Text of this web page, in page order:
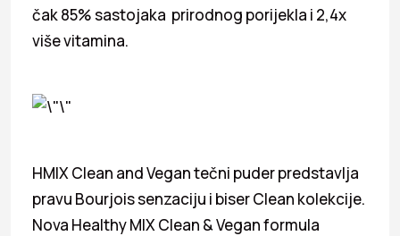
čak 85% sastojaka prirodnog porijekla i 2,4x
više vitamina.
HMIX Clean and Vegan tečni puder predstavlja
pravu Bourjois senzaciju i biser Clean kolekcije.
Nova Healthy MIX Clean & Vegan formula